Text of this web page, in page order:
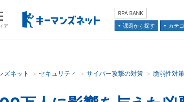
ア
RPA BANK
課題から探す
カテ
検索語を入力してください
ズネット セキュリティ サイバー攻撃の対策 脆弱性対策